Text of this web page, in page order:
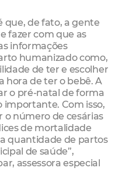
que, de fato, a gente
fazer com que as
informações
humanizado como,
de ter e escolher
de ter o bebê. A
o pré-natal de forma
importante. Com isso,
o número de cesárias
de mortalidade
quantidade de partos
de saúde”,
assessora especial